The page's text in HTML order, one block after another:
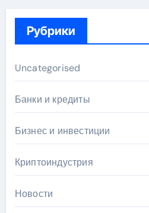
Рубрики
Uncategorised
Банки и кредиты
Бизнес и инвестиции
Криптоиндустрия
Новости